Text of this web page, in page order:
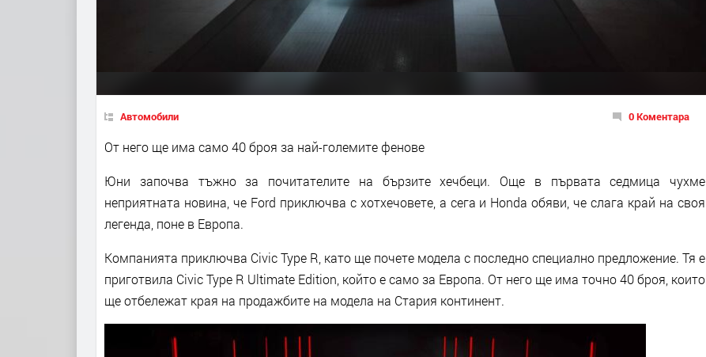
Автомобили 0 Коментара
От него ще има само 40 броя за най-големите фенове
Юни започва тъжно за почитателите на бързите хечбеци. Още в първата седмица чухме
неприятната новина, че Ford приключва с хотхечовете, а сега и Honda обяви, че слага край на своя
легенда, поне в Европа.
Компанията приключва Civic Type R, като ще почете модела с последно специално предложение. Тя е
приготвила Civic Type R Ultimate Edition, който е само за Европа. От него ще има точно 40 броя, които
ще отбележат края на продажбите на модела на Стария континент.